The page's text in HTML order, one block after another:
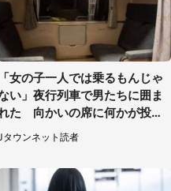
「女の子一人では乗るもんじゃ
い」夜行列車で男たちに囲ま
た 向かいの席に何かが投げ
られて（秋田県・60代女性）
タウンネット読者